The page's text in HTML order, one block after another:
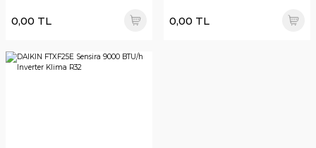
0,00 TL 0,00 TL